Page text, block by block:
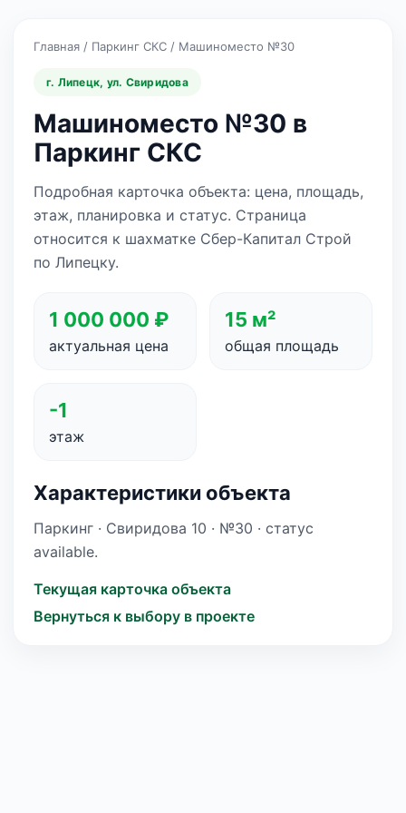
Главная / Паркинг СКС / Машиноместо №30
г. Липецк, ул. Свиридова
Машиноместо №30 в
Паркинг СКС
Подробная карточка объекта: цена, площадь,
этаж, планировка и статус. Страница
относится к шахматке Сбер-Капитал Строй
по Липецку.
1 000 000 ₽
актуальная цена
15 м²
общая площадь
-1
этаж
Характеристики объекта
Паркинг · Свиридова 10 · №30 · статус
available.
Текущая карточка объекта
Вернуться к выбору в проекте